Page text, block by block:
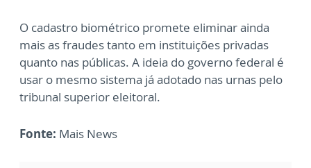
O cadastro biométrico promete eliminar ainda
mais as fraudes tanto em instituições privadas
quanto nas públicas. A ideia do governo federal é
usar o mesmo sistema já adotado nas urnas pelo
tribunal superior eleitoral.
Fonte: Mais News